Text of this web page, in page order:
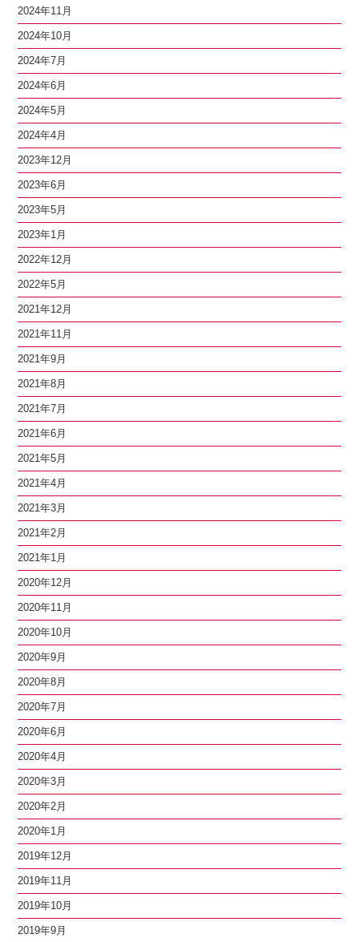
2024年11月
2024年10月
2024年7月
2024年6月
2024年5月
2024年4月
2023年12月
2023年6月
2023年5月
2023年1月
2022年12月
2022年5月
2021年12月
2021年11月
2021年9月
2021年8月
2021年7月
2021年6月
2021年5月
2021年4月
2021年3月
2021年2月
2021年1月
2020年12月
2020年11月
2020年10月
2020年9月
2020年8月
2020年7月
2020年6月
2020年4月
2020年3月
2020年2月
2020年1月
2019年12月
2019年11月
2019年10月
2019年9月